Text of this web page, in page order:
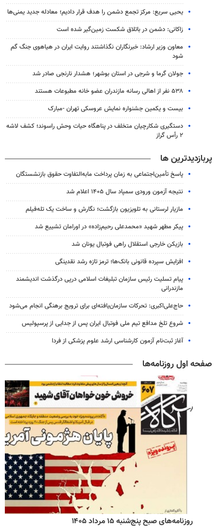
یحیی سریع: مرکز تجمع دشمن را هدف قرار دادیم؛ معادله جدید یمنی‌ها
زاکانی: دشمن در باتلاق شکست زمین‌گیر شده است
معاون وزیر ارشاد: خبرنگاران نگذاشتند روایت ایران در هیاهوی جنگ گم
شود
جولان گرما و شرجی در استان بوشهر؛ هشدار نارنجی صادر شد
۵۳۸ نفر از اهالی رسانه مازندران عضو خانه مطبوعات هستند
بیست و یکمین جشنواره نمایش عروسکی تهران -مبارک
دستگیری شکارچیان متخلف در پناهگاه حیات وحش راسوند؛ کشف لاشه
۲ رأس گراز
پربازدیدترین ها
پاسخ تأمین‌اجتماعی به زمان پرداخت مابه‌التفاوت حقوق بازنشستگان
نتیجه آزمون ورودی سمپاد سال ۱۴۰۵ اعلام شد
مازیار لرستانی به تلویزیون بازگشت؛ نگارش و ساخت یک تله‌فیلم
پیکر مطهر شهید «محمدعلی رحیم‌زاده» در اورامان تشییع شد
بازیکن خارجی استقلال راهی فوتبال یونان شد
افزایش سپرده قانونی بانک‌ها؛ ترمز تازه رشد نقدینگی
پیام تسلیت رئیس سازمان تبلیغات اسلامی درپی درگذشت اندیشمند
مازندرانی
حاج‌علی‌اکبری: تحرکات سازمان‌یافته‌ای برای ترویج برهنگی انجام می‌شود
شروع تلخ مدافع تیم ملی فوتبال ایران پس از جدایی از پرسپولیس
آغاز ثبت‌نام‌ آزمون کارشناسی ارشد علوم پزشکی از فردا
صفحه اول روزنامه‌ها
روزنامه‌های صبح پنج‌شنبه ۱۵ مرداد ۱۴۰۵